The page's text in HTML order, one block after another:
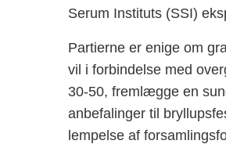
Serum Instituts (SSI)
Partierne er enige om
vil i forbindelse med
30-50, fremlægge en
anbefalinger til
lempelse af